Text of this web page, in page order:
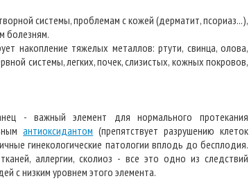
системы, проблемам с кожей (дерматит, псориаз...),
болезням.
накопление тяжелых металлов: ртути, свинца, олова,
системы, легких, почек, слизистых, кожных покровов,
- важный элемент для нормального протекания
антиоксидантом (препятствует разрушению клеток
гинекологические патологии вплодь до бесплодия.
аллергии, сколиоз - все это одно из следствий
с низким уровнем этого элемента.